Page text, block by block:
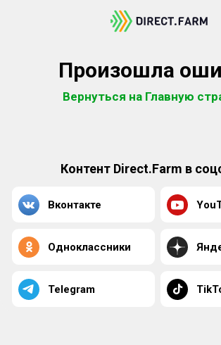
Произошла
Вернуться на Главную
Контент Direct.Farm в
Вконтакте
Одноклассники
Telegram